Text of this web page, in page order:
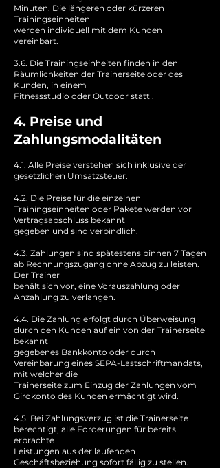
Minuten. Die längeren oder kürzeren
Trainingseinheiten
werden individuell mit dem Kunden
vereinbart.
3.6. Die Trainingseinheiten finden in den
Räumlichkeiten der Trainerseite oder des
Kunden, in einem
Fitnessstudio oder Outdoor statt .
4. Preise und
Zahlungsmodalitäten
4.1. Alle Preise verstehen sich inklusive der
gesetzlichen Umsatzsteuer.
4.2. Die Preise für die einzelnen
Trainingseinheiten oder Pakete werden vor
Vertragsabschluss bekannt
gegeben und sind verbindlich.
4.3. Zahlungen sind spätestens binnen 7 Tagen
ab Rechnungszugang ohne Abzug zu leisten.
Der Trainer
behält sich vor, eine Vorauszahlung oder
Anzahlung zu verlangen.
4.4. Die Zahlung erfolgt durch Überweisung
durch den Kunden auf ein von der Trainerseite
bekannt
gegebenes Bankkonto oder durch
Vereinbarung eines SEPA-Lastschriftmandats,
mit welcher die
Trainerseite zum Einzug der Zahlungen vom
Girokonto des Kunden ermächtigt wird.
4.5. Bei Zahlungsverzug ist die Trainerseite
berechtigt, alle Forderungen für bereits
erbrachte
Leistungen aus der laufenden
Geschäftsbeziehung sofort fällig zu stellen.